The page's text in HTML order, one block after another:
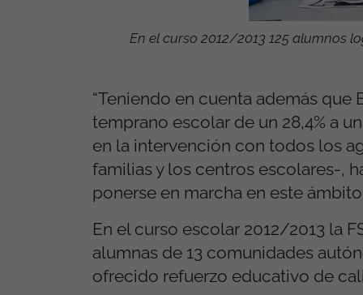
En el curso 2012/2013 125 alumnos
“Teniendo en cuenta además
temprano escolar de un 28,4% a
en la intervención con todos los
familias y los centros escolares-,
ponerse en marcha en este
En el curso escolar 2012/2013 la
alumnas de 13 comunidades
ofrecido refuerzo educativo de